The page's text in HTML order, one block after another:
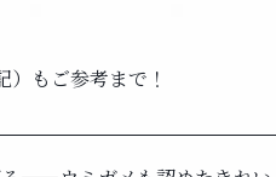
）もご参考まで！